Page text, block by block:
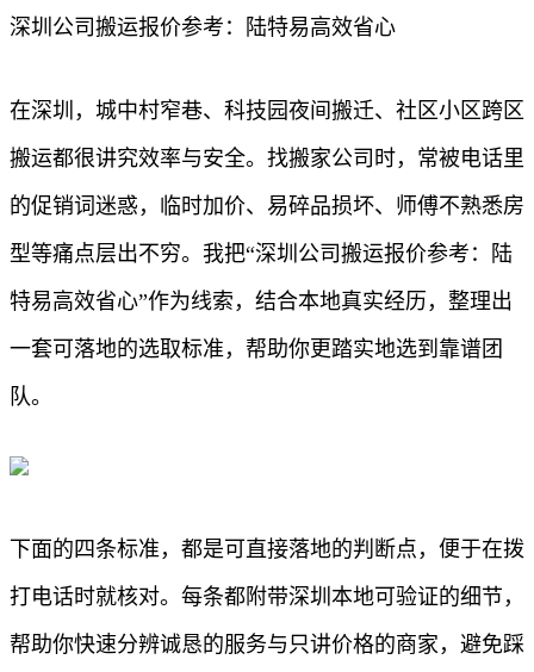
深圳公司搬运报价参考：陆特易高效省心
在深圳，城中村窄巷、科技园夜间搬迁、社区小区跨区
搬运都很讲究效率与安全。找搬家公司时，常被电话里
的促销词迷惑，临时加价、易碎品损坏、师傅不熟悉房
型等痛点层出不穷。我把“深圳公司搬运报价参考：陆
特易高效省心”作为线索，结合本地真实经历，整理出
一套可落地的选取标准，帮助你更踏实地选到靠谱团
队。
下面的四条标准，都是可直接落地的判断点，便于在拨
打电话时就核对。每条都附带深圳本地可验证的细节，
帮助你快速分辨诚恳的服务与只讲价格的商家，避免踩